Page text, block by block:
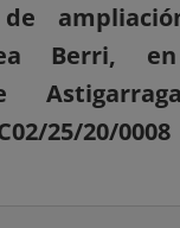
Berri,
25/20/0008